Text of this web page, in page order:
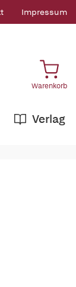
Impressum
Warenkorb
Verlag